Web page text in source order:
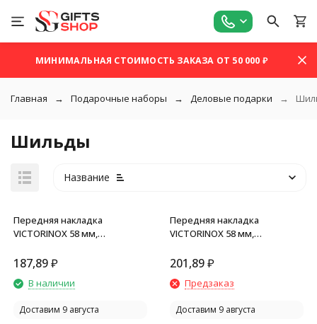
МИНИМАЛЬНАЯ СТОИМОСТЬ ЗАКАЗА ОТ 50 000 ₽
Главная Подарочные наборы Деловые подарки
Шильды
Название
Передняя накладка
VICTORINOX 58 мм,
187,89₽
В наличии
Доставим 9 августа
Передняя накладка
VICTORINOX 58 мм,
201,89₽
Предзаказ
Доставим 9 августа